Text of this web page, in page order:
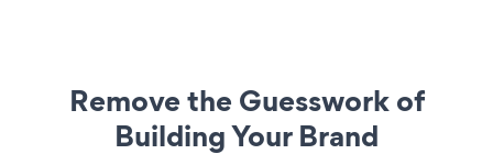
Remove the Guesswork of
Building Your Brand